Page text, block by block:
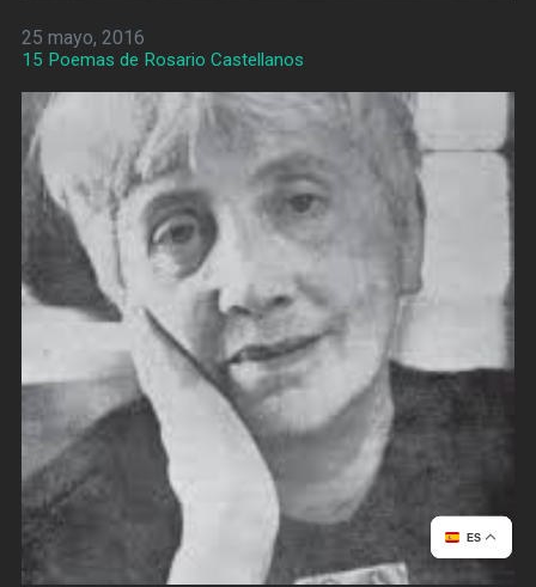
25 mayo, 2016
15 Poemas de Rosario Castellanos
ES